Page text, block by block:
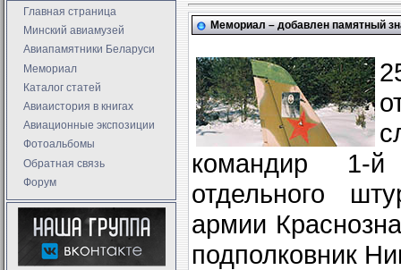
Главная страница
Минский авиамузей
Авиапамятники Беларуси
Мемориал
Каталог статей
Авиаистория в книгах
Авиационные экспозиции
Фотоальбомы
Обратная связь
Форум
Мемориал – добавлен памятный
командир 1-й
отдельного
армии
подполковник